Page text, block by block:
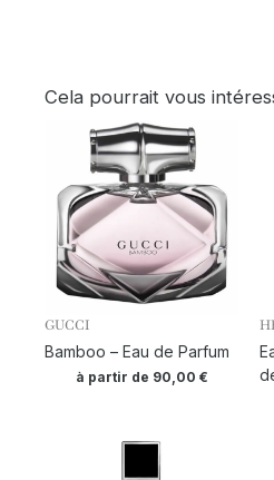
Cela pourrait vous
GUCCI
Bamboo – Eau de Parfum
à partir de 90,00€